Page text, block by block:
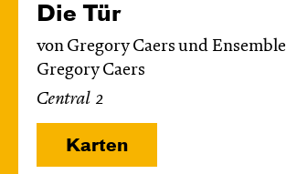
Die Tür
von Gregory Caers und Ensemble
Gregory Caers
Central 2
Karten